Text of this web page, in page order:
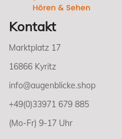
Kontakt
Marktplatz 17
16866 Kyritz
info@augenblicke.shop
+49(0)33971 679 885
(Mo-Fr) 9-17 Uhr